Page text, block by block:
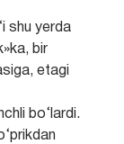
shu yerda
bir
etagi
bo‘lardi.